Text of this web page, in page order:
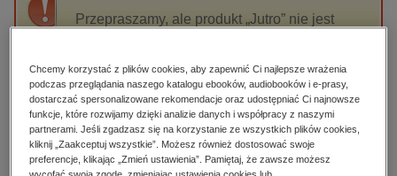
biznesowe, branżowe, gospodarka
dzienniki
edukacja
hobby, sport, rozrywka
komputery, internet, technologie, informatyka
Przepraszamy, ale produkt „Jutro” nie jest
High-contrast mode
Polecane
Chcemy korzystać z plików cookies, aby zapewnić Ci najlepsze wrażenia
podczas przeglądania naszego katalogu ebooków, audiobooków i e-prasy,
dostarczać spersonalizowane rekomendacje oraz udostępniać Ci najnowsze
funkcje, które rozwijamy dzięki analizie danych i współpracy z naszymi
partnerami. Jeśli zgadzasz się na korzystanie ze wszystkich plików cookies,
kliknij „Zaakceptuj wszystkie”. Możesz również dostosować swoje
preferencje, klikając „Zmień ustawienia”. Pamiętaj, że zawsze możesz